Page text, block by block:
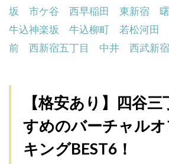
坂
市ケ谷 西早稲田 東新宿
牛込神楽坂
牛込柳町 若松河田
前
西新宿五丁目 中井 西武新宿
【格安あり】四谷
すめのバーチャル
キングBEST6！